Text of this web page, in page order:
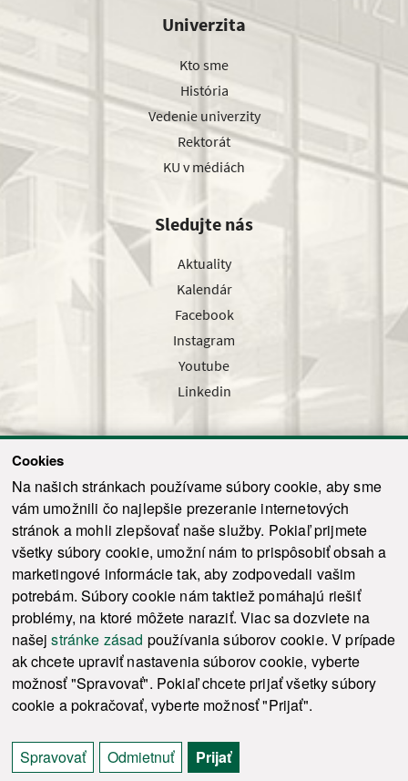
Cookies
Na našich stránkach používame súbory cookie, aby sme
vám umožnili čo najlepšie prezeranie internetových
stránok a mohli zlepšovať naše služby. Pokiaľ prijmete
všetky súbory cookie, umožní nám to prispôsobiť obsah a
marketingové informácie tak, aby zodpovedali vašim
potrebám. Súbory cookie nám taktiež pomáhajú riešiť
problémy, na ktoré môžete naraziť. Viac sa dozviete na
našejstránke zásad používania súborov cookie. V prípade
ak chcete upraviť nastavenia súborov cookie, vyberte
možnosť "Spravovať". Pokiaľ chcete prijať všetky súbory
cookie a pokračovať, vyberte možnosť "Prijať".
Spravovať Odmietnuť Prijať
Univerzita
Kto sme
História
Vedenie univerzity
Rektorát
KU v médiách
Sledujte nás
Aktuality
Kalendár
Facebook
Instagram
Youtube
Linkedin
Odoslať
© 2021-2026 ku.sk. Všetky práva vyhradené. | Ochrana osobných údajov
Vyhlásenie o prístupnosti |
Admin
This site is protected by reCAPTCHA and the Google Privacy Policy and Terms of
Service
apply.